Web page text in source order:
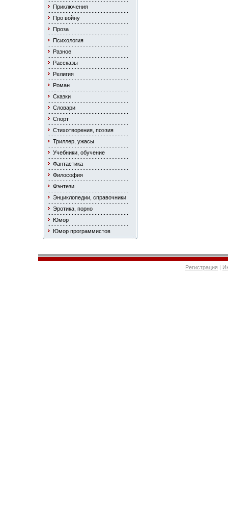
Приключения
Про войну
Проза
Психология
Разное
Рассказы
Религия
Роман
Сказки
Словари
Спорт
Стихотворения, поэзия
Триллер, ужасы
Учебники, обучение
Фантастика
Философия
Фэнтези
Энциклопедии, справочники
Эротика, порно
Юмор
Юмор программистов
Регистрация |